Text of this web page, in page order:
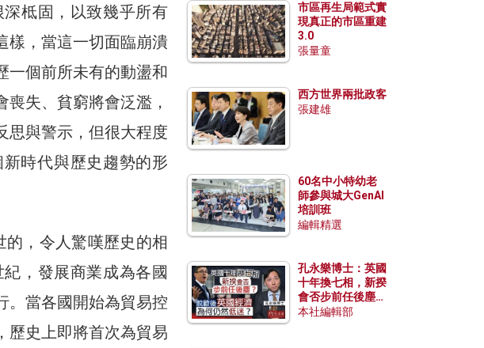
柢固，以致幾乎所有
樣，當這一切面臨崩潰
一個前所未有的動盪和
失、貧窮將會泛濫，
思與警示，但很大程度
時代與歷史趨勢的形
，令人驚嘆歷史的相
，發展商業成為各國
。當各國開始為貿易控
歷史上即將首次為貿易
市區再生局範式實
現真正的市區重建
3.0
張量童
西方世界兩批政客
張建雄
60名中小特幼老
師參與城大GenAI
培訓班
編輯精選
孔永樂博士：英國
十年換七相，新揆
會否步前任後塵？
脫歐後英國經濟為
本社編輯部